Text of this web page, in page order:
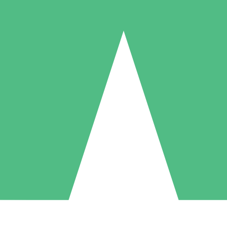
Packs de Crédits Individuels
à l'utilisation avec des crédits de téléchargement. Sans engagement
5 Téléchargements
US$